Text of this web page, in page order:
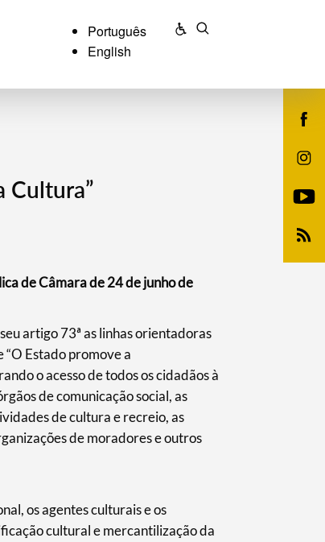
Português
English
Cultura”
de Câmara de 24 de junho de
artigo 73ª as linhas orientadoras
“O Estado promove a
o acesso de todos os cidadãos à
de comunicação social, as
de cultura e recreio, as
de moradores e outros
os agentes culturais e os
cultural e mercantilização da